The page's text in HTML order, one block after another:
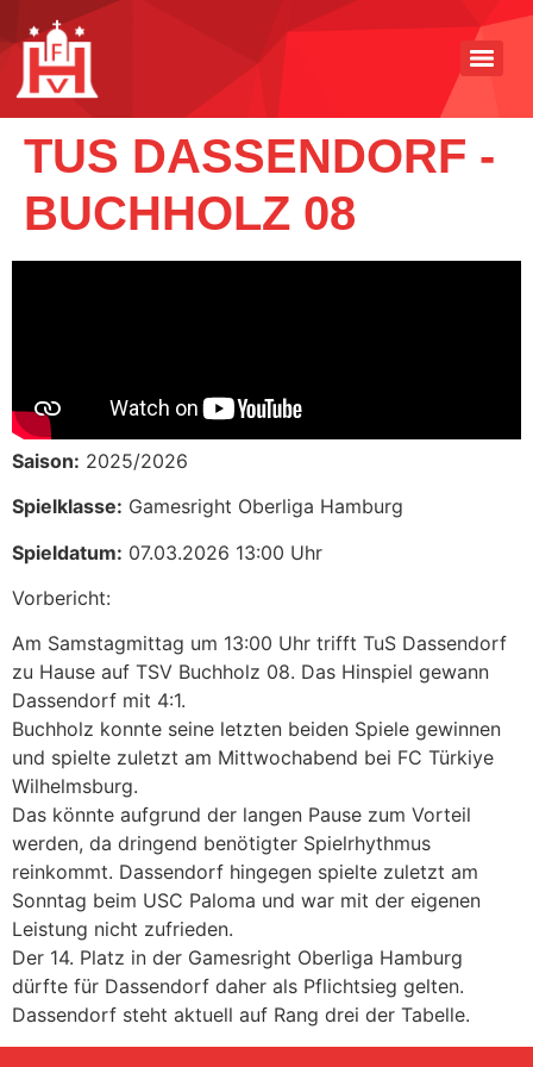
TUS DASSENDORF -
BUCHHOLZ 08
Saison: 2025/2026
Spielklasse: Gamesright Oberliga Hamburg
Spieldatum: 07.03.2026 13:00 Uhr
Vorbericht:
Am Samstagmittag um 13:00 Uhr trifft TuS Dassendorf
zu Hause auf TSV Buchholz 08. Das Hinspiel gewann
Dassendorf mit 4:1.
Buchholz konnte seine letzten beiden Spiele gewinnen
und spielte zuletzt am Mittwochabend bei FC Türkiye
Wilhelmsburg.
Das könnte aufgrund der langen Pause zum Vorteil
werden, da dringend benötigter Spielrhythmus
reinkommt. Dassendorf hingegen spielte zuletzt am
Sonntag beim USC Paloma und war mit der eigenen
Leistung nicht zufrieden.
Der 14. Platz in der Gamesright Oberliga Hamburg
dürfte für Dassendorf daher als Pflichtsieg gelten.
Dassendorf steht aktuell auf Rang drei der Tabelle.